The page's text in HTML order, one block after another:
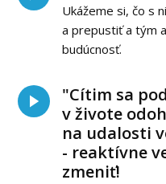
Ukážeme si, čo s
a prepustiť a tým
budúcnosť.
"Cítim sa
v živote
na udalosti
- reaktívne
zmeniť!